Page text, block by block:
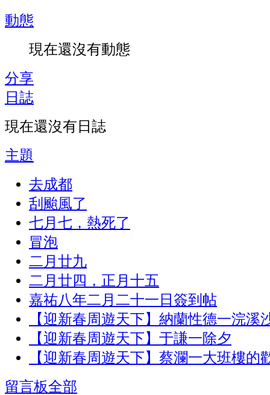
動態
現在還沒有動態
分享
日誌
現在還沒有日誌
主題
去成都
刮颱風了
七月七，熱死了
冒泡
二月廿九
二月廿四，正月十五
嘉祐八年二月二十一日簽到帖
【迎新春周遊天下】納蘭性德一浣溪
【迎新春周遊天下】于謙一除夕
【迎新春周遊天下】蔡瀾一大班樓的
留言板全部